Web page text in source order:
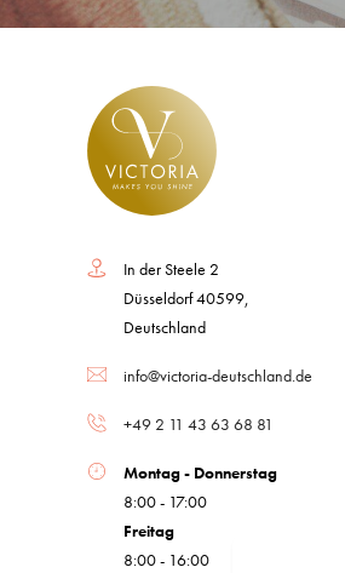
In der Steele 2
Düsseldorf 40599,
Deutschland
info@victoria-deutschland.de
+49 2 11 43 63 68 81
Montag - Donnerstag
8:00 - 17:00
Freitag
8:00 - 16:00